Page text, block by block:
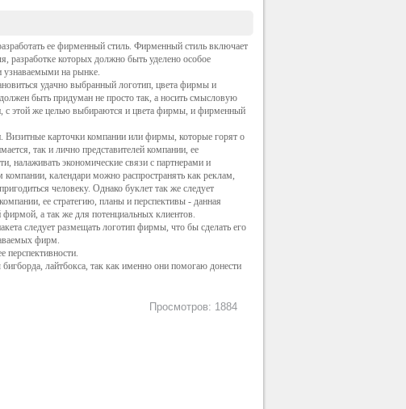
ее фирменный стиль. Фирменный стиль включает
разработке которых должно быть уделено особое
узнаваемыми на рынке.
удачно выбранный логотип, цвета фирмы и
быть придуман не просто так, а носить смысловую
с этой же целью выбираются и цвета фирмы, и фирменный
Визитные карточки компании или фирмы, которые горят о
так и лично представителей компании, ее
налаживать экономические связи с партнерами и
календари можно распространять как реклам,
человеку. Однако буклет так же следует
ее стратегию, планы и перспективы - данная
а так же для потенциальных клиентов.
следует размещать логотип фирмы, что бы сделать его
фирм.
перспективности.
лайтбокса, так как именно они помогаю донести
Просмотров: 1884